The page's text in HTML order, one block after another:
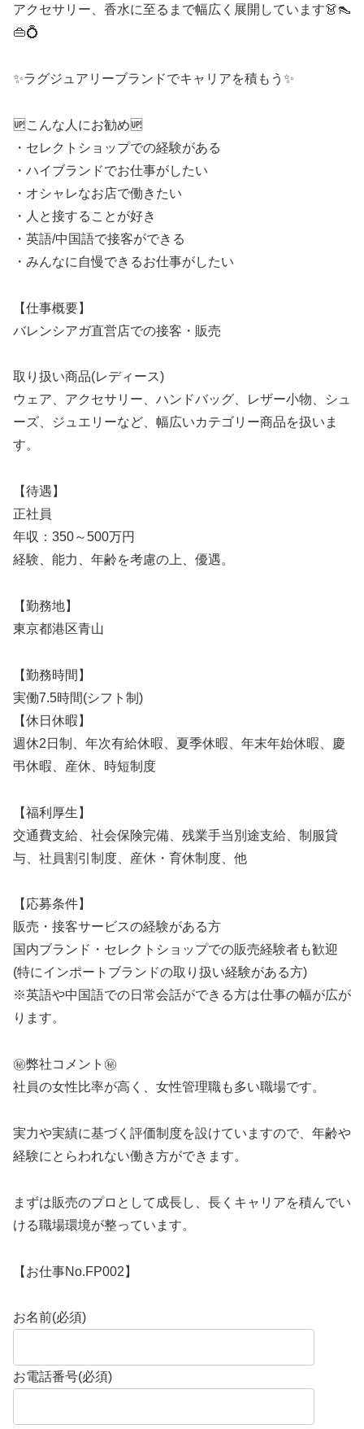
アクセサリー、香水に至るまで幅広く展開しています👗👠
👜💍
✨ラグジュアリーブランドでキャリアを積もう✨
🆙こんな人にお勧め🆙
・セレクトショップでの経験がある
・ハイブランドでお仕事がしたい
・オシャレなお店で働きたい
・人と接することが好き
・英語/中国語で接客ができる
・みんなに自慢できるお仕事がしたい
【仕事概要】
バレンシアガ直営店での接客・販売
取り扱い商品(レディース)
ウェア、アクセサリー、ハンドバッグ、レザー小物、シュ
ーズ、ジュエリーなど、幅広いカテゴリー商品を扱いま
す。
【待遇】
正社員
年収：350～500万円
経験、能力、年齢を考慮の上、優遇。
【勤務地】
東京都港区青山
【勤務時間】
実働7.5時間(シフト制)
【休日休暇】
週休2日制、年次有給休暇、夏季休暇、年末年始休暇、慶
弔休暇、産休、時短制度
【福利厚生】
交通費支給、社会保険完備、残業手当別途支給、制服貸
与、社員割引制度、産休・育休制度、他
【応募条件】
販売・接客サービスの経験がある方
国内ブランド・セレクトショップでの販売経験者も歓迎
(特にインポートブランドの取り扱い経験がある方)
※英語や中国語での日常会話ができる方は仕事の幅が広が
ります。
㊙️弊社コメント㊙️
社員の女性比率が高く、女性管理職も多い職場です。
実力や実績に基づく評価制度を設けていますので、年齢や
経験にとらわれない働き方ができます。
まずは販売のプロとして成長し、長くキャリアを積んでい
ける職場環境が整っています。
【お仕事No.FP002】
お名前(必須)
お電話番号(必須)